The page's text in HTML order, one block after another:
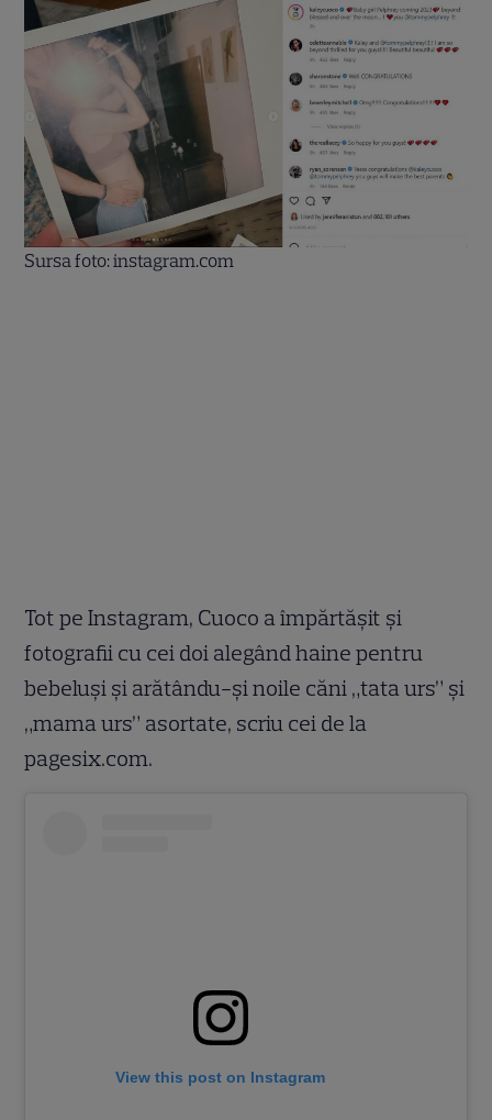
Sursa foto: instagram.com
Tot pe Instagram, Cuoco a împărtășit și
fotografii cu cei doi alegând haine pentru
bebeluși și arătându-și noile căni „tata urs” și
„mama urs” asortate, scriu cei de la
pagesix.com.
View this post on Instagram